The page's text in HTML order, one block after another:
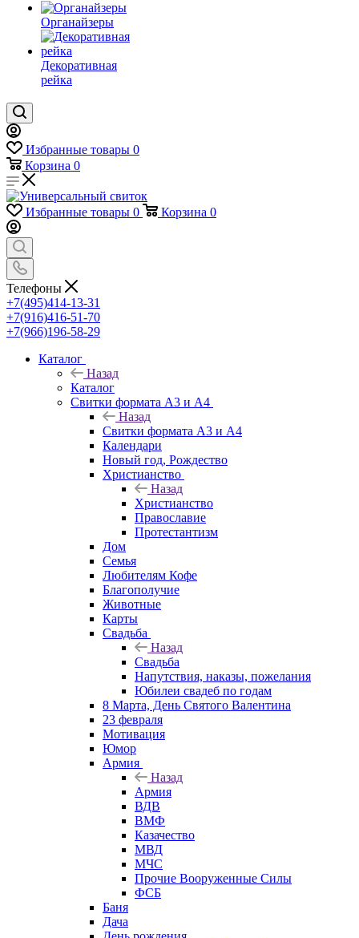
Органайзеры
Декоративная
рейка
Избранные товары 0
Корзина 0
Избранные товары 0 Корзина 0
Телефоны
+7(495)414-13-31
+7(916)416-51-70
+7(966)196-58-29
Каталог
Назад
Каталог
Свитки формата А3 и А4
Назад
Свитки формата А3 и А4
Календари
Новый год, Рождество
Христианство
Назад
Христианство
Православие
Протестантизм
Дом
Семья
Любителям Кофе
Благополучие
Животные
Карты
Свадьба
Назад
Свадьба
Напутствия, наказы, пожелания
Юбилеи свадеб по годам
8 Марта, День Святого Валентина
23 февраля
Мотивация
Юмор
Армия
Назад
Армия
ВДВ
ВМФ
Казачество
МВД
МЧС
Прочие Вооруженные Силы
ФСБ
Баня
Дача